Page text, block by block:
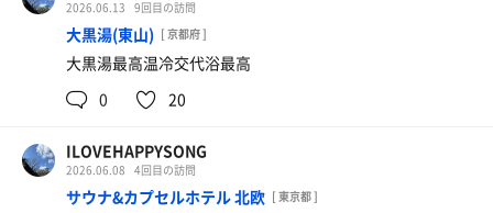
2026.06.13 9回目の訪問
大黒湯(東山) [ 京都府 ]
大黒湯最高温冷交代浴最高
0
20
ILOVEHAPPYSONG
2026.06.08 4回目の訪問
サウナ&カプセルホテル 北欧 [ 東京都 ]